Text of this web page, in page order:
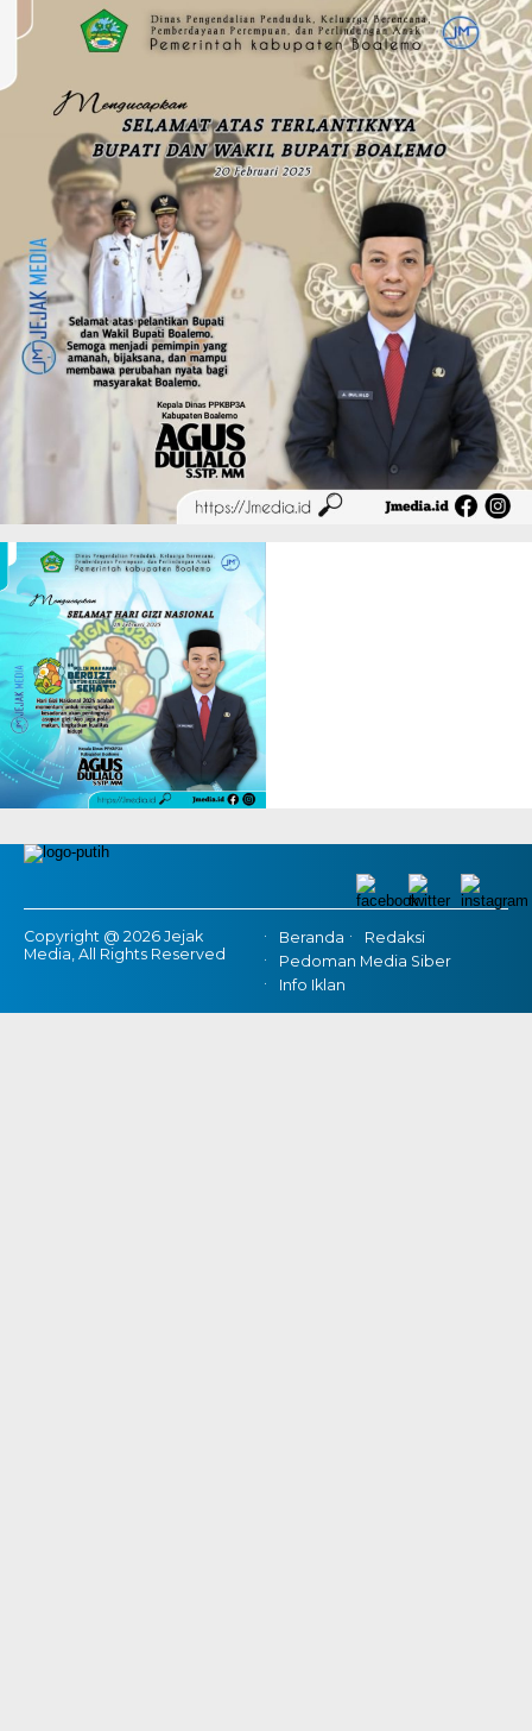
Copyright @ 2026 Jejak
Media, All Rights Reserved
Beranda
Redaksi
Pedoman Media Siber
Info Iklan